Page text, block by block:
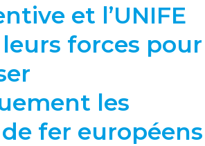
et l’UNIFE
forces pour
les
fer européens